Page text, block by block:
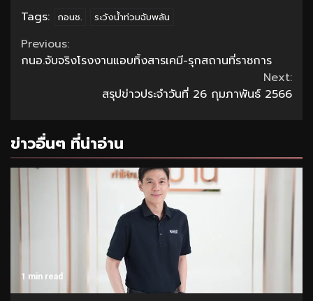
Tags: กอนช. ระวังน้ำท่วมฉับพลัน
Continue
Reading
Previous:
กนอ.จับจริงโรงงานแอบทิ้งสารเคมี-รุกสถานที่ราชการ
Next:
สรุปข่าวประจำวันที่ 26 กุมภาพันธ์ 2566
ข่าวอื่นๆ ที่น่าอ่าน
1 min read